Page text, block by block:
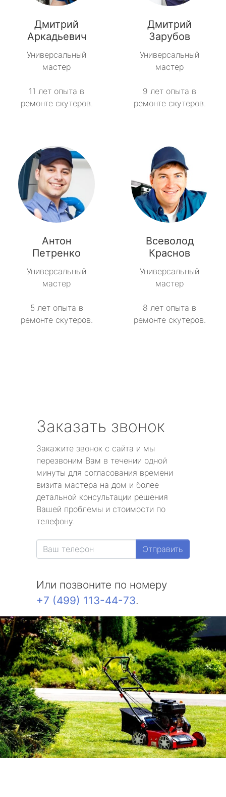
метро Павелецкая
метро Пятницкое шоссе
метро Сокольники
метро Профсоюзная
метро Речной вокзал
метро Семеновская
метро Спортивная
метро Рижская
метро Севастопольская
метро Сокол
метро Серпуховская
метро Театральная
метро Славянский бульвар
метро Университет
метро Текстильщики
метро Сухаревская
метро Тульская
метро Тверская
метро Смоленская
метро Черкизовская
метро Таганская
метро Тургеневская
метро Тимирязевская
метро Технопарк
Дмитрий
Аркадьевич
Универсальный
мастер
11 лет опыта в
ремонте скутеров.
Дмитрий
Зарубов
Универсальный
мастер
9 лет опыта в
ремонте скутеров.
Антон
Петренко
Универсальный
мастер
5 лет опыта в
ремонте скутеров.
Всеволод
Краснов
Универсальный
мастер
8 лет опыта в
ремонте скутеров.
Заказать звонок
Закажите звонок с сайта и мы
перезвоним Вам в течении одной
минуты для согласования времени
визита мастера на дом и более
детальной консультации решения
Вашей проблемы и стоимости по
телефону.
Отправить
Или позвоните по номеру
+7 (499) 113-44-73.